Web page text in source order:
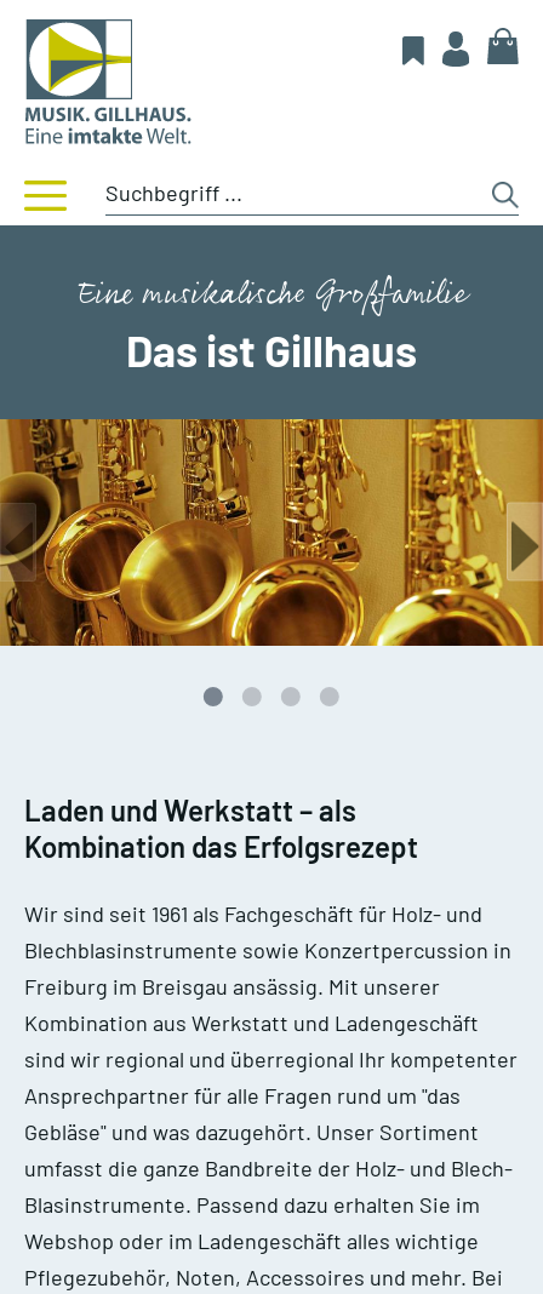
Eine musikalische Großfamilie
Das ist Gillhaus
Laden und Werkstatt – als
Kombination das Erfolgsrezept
Wir sind seit 1961 als Fachgeschäft für Holz- und
Blechblasinstrumente sowie Konzertpercussion in
Freiburg im Breisgau ansässig. Mit unserer
Kombination aus Werkstatt und Ladengeschäft
sind wir regional und überregional Ihr kompetenter
Ansprechpartner für alle Fragen rund um "das
Gebläse" und was dazugehört. Unser Sortiment
umfasst die ganze Bandbreite der Holz- und Blech-
Blasinstrumente. Passend dazu erhalten Sie im
Webshop oder im Ladengeschäft alles wichtige
Pflegezubehör, Noten, Accessoires und mehr. Bei